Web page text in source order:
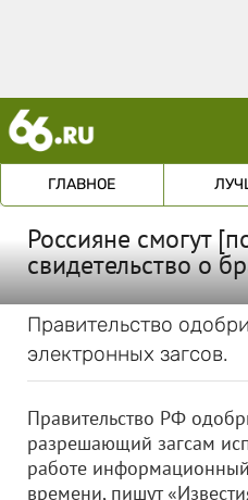
ГЛАВНОЕ
Россияне смогут
свидетельство о
Правительство
электронных загсов.
Правительство РФ
разрешающий загсам
работе
времени, пишут